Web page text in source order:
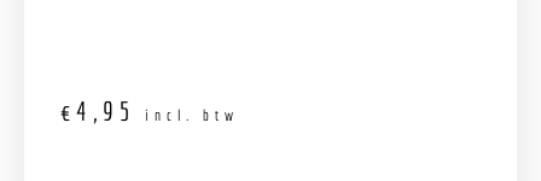
€ 4,95 incl. btw